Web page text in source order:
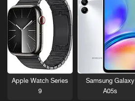
Samsung Galaxy
A05s
Apple Watch Series
9